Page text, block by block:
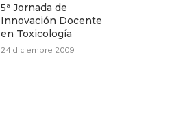
5ª Jornada de
Innovación Docente
en Toxicología
24 diciembre 2009